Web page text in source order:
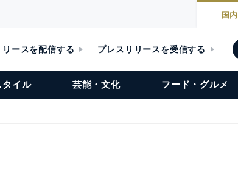
国内
リースを配信する プレスリリースを受信する
タイル 芸能・文化 フード・グルメ